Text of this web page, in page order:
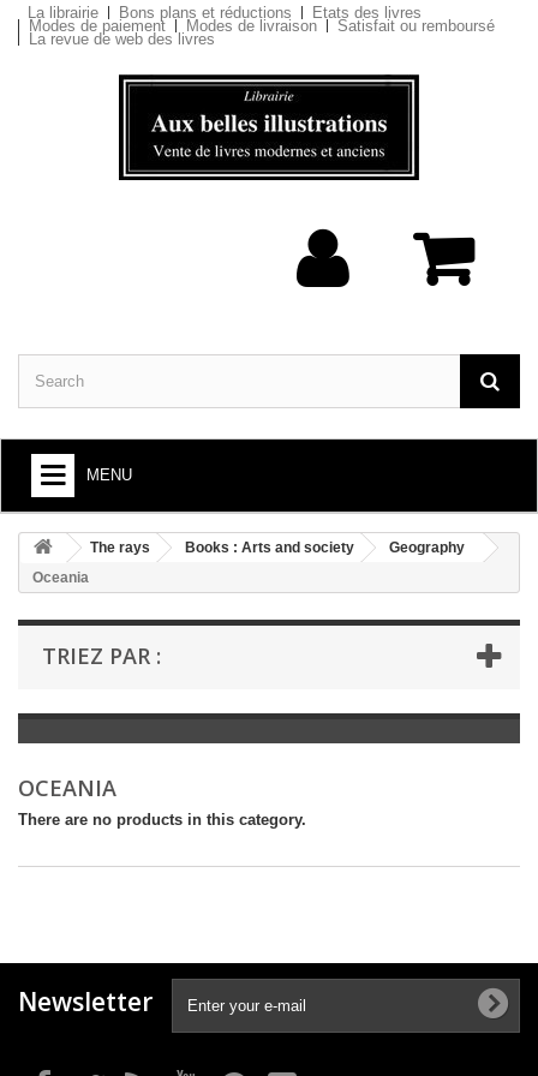
La librairie Bons plans et réductions Etats des livres
Modes de paiement Modes de livraison Satisfait ou remboursé
La revue de web des livres
MENU
+
BOOKS : ARTS AND SOCIETY
+
BOOKS : LITERATURE
+
BOOKS : YOUTH
LIVRES ANCIENS AVANT 1945
The rays Books : Arts and society
Geography
Oceania
TRIEZ PAR :
OCEANIA
There are no products in this category.
Newsletter